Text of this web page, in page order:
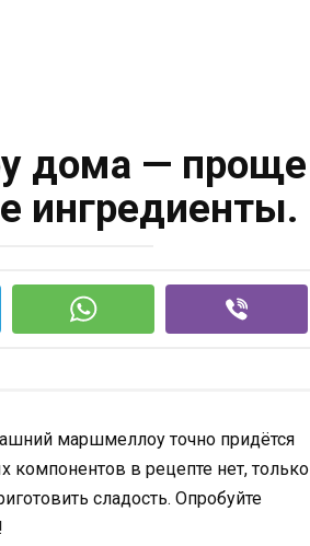
дома — проще
ингредиенты.
маршмеллоу точно придётся
компонентов в рецепте нет, только
сладость. Опробуйте